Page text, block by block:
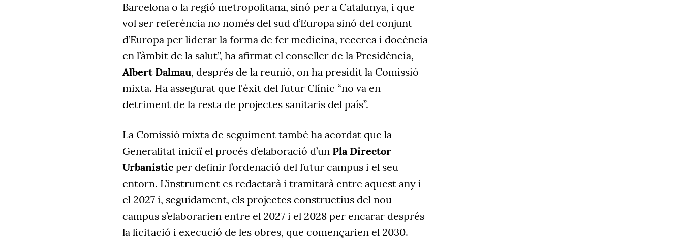
Barcelona o la regió metropolitana, sinó per a Catalunya, i que
vol ser referència no només del sud d’Europa sinó del conjunt
d’Europa per liderar la forma de fer medicina, recerca i docència
en l’àmbit de la salut”, ha afirmat el conseller de la Presidència,
Albert Dalmau, després de la reunió, on ha presidit la Comissió
mixta. Ha assegurat que l'èxit del futur Clínic “no va en
detriment de la resta de projectes sanitaris del país”.
La Comissió mixta de seguiment també ha acordat que la
Generalitat iniciï el procés d’elaboració d’un Pla Director
Urbanístic per definir l’ordenació del futur campus i el seu
entorn. L’instrument es redactarà i tramitarà entre aquest any i
el 2027 i, seguidament, els projectes constructius del nou
campus s’elaborarien entre el 2027 i el 2028 per encarar després
la licitació i execució de les obres, que començarien el 2030.